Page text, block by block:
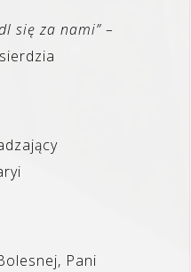
się za nami” –
Pani